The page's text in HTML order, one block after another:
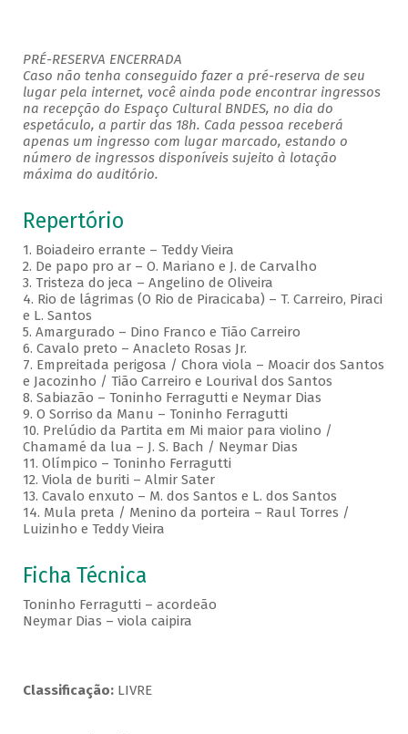
PRÉ-RESERVA ENCERRADA
Caso não tenha conseguido fazer a pré-reserva de seu
lugar pela internet, você ainda pode encontrar ingressos
na recepção do Espaço Cultural BNDES, no dia do
espetáculo, a partir das 18h. Cada pessoa receberá
apenas um ingresso com lugar marcado, estando o
número de ingressos disponíveis sujeito à lotação
máxima do auditório.
Repertório
1. Boiadeiro errante – Teddy Vieira
2. De papo pro ar – O. Mariano e J. de Carvalho
3. Tristeza do jeca – Angelino de Oliveira
4. Rio de lágrimas (O Rio de Piracicaba) – T. Carreiro, Piraci
e L. Santos
5. Amargurado – Dino Franco e Tião Carreiro
6. Cavalo preto – Anacleto Rosas Jr.
7. Empreitada perigosa / Chora viola – Moacir dos Santos
e Jacozinho / Tião Carreiro e Lourival dos Santos
8. Sabiazão – Toninho Ferragutti e Neymar Dias
9. O Sorriso da Manu – Toninho Ferragutti
10. Prelúdio da Partita em Mi maior para violino /
Chamamé da lua – J. S. Bach / Neymar Dias
11. Olímpico – Toninho Ferragutti
12. Viola de buriti – Almir Sater
13. Cavalo enxuto – M. dos Santos e L. dos Santos
14. Mula preta / Menino da porteira – Raul Torres /
Luizinho e Teddy Vieira
Ficha Técnica
Toninho Ferragutti – acordeão
Neymar Dias – viola caipira
Classificação: LIVRE